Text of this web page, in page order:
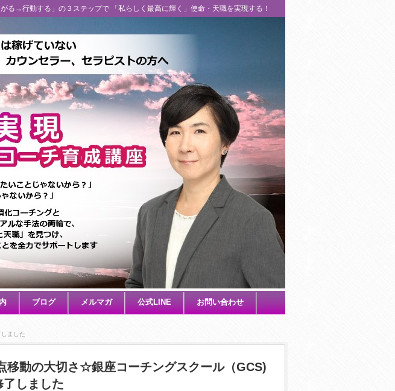
→行動する」の３ステップで 「私らしく最高に輝く」使命・天職を実現する！
ブログ メルマガ 公式LINE お問い合わせ
ました
移動の大切さ☆銀座コーチングスクール（GCS)
了しました